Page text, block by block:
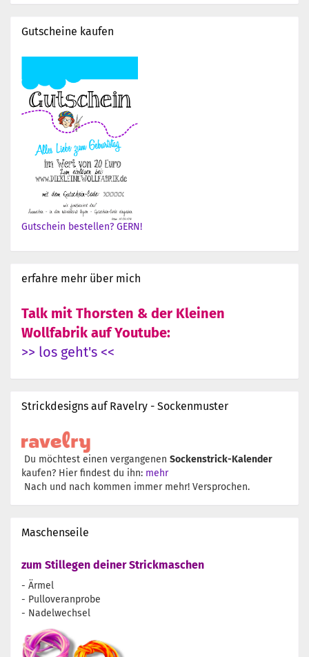
Gutscheine kaufen
Gutschein bestellen? GERN!
erfahre mehr über mich
Talk mit Thorsten & der Kleinen
Wollfabrik auf Youtube:
>> los geht's <<
Strickdesigns auf Ravelry - Sockenmuster
Du möchtest einen vergangenen Sockenstrick-Kalender
kaufen? Hier findest du ihn: mehr
Nach und nach kommen immer mehr! Versprochen.
Maschenseile
zum Stillegen deiner Strickmaschen
- Ärmel
- Pulloveranprobe
- Nadelwechsel